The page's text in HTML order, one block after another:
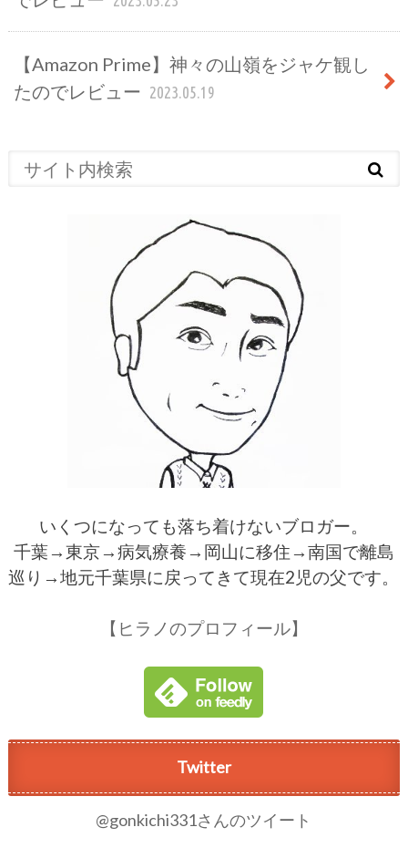
【Amazon Prime】神々の山嶺をジャケ観し
たのでレビュー 2023.05.19
いくつになっても落ち着けないブロガー。
千葉→東京→病気療養→岡山に移住→南国で離島
巡り→地元千葉県に戻ってきて現在2児の父です。
【ヒラノのプロフィール】
Twitter
@gonkichi331さんのツイート